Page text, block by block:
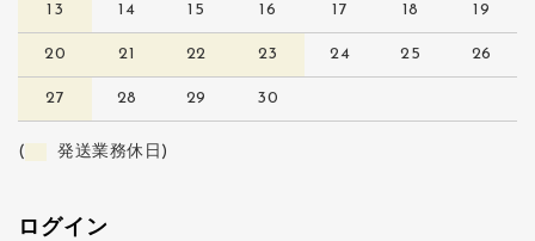
13 14 15 16 17 18 19
20 21 22 23 24 25 26
27 28 29 30
( 発送業務休日)
ログイン